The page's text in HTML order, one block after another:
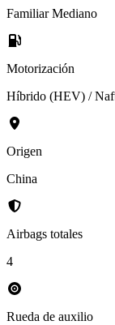
Familiar Mediano
Motorización
Híbrido (HEV) /
Origen
China
Airbags totales
4
Rueda de auxilio